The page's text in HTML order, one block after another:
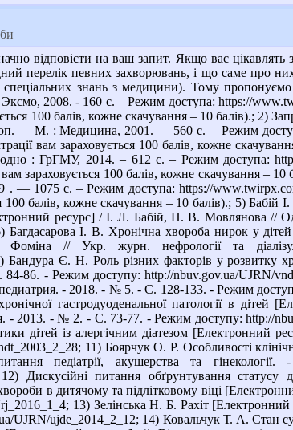
відповісти на ваш запит. Якщо вас цікавлять
перелік певних захворювань, і що саме про
знань з медицини). Тому
2008. - 160 с. – Режим доступа: https://
100 балів, кожне скачування – 10 балів).;
— М. : Медицина, 2001. — 560 с. —Режим
вам зараховується 100 балів, кожне
: ГрГМУ, 2014. – 612 с. – Режим доступа:
вам зараховується 100 балів, кожне скачування
1075 с. – Режим доступа: https://
100 балів, кожне скачування – 10 балів).; 5) Бабій
ресурс] / І. Л. Бабій, Н. В.
І. В. Хронічна хвороба нирок у дітей
Фоміна // Укр. журн. нефрології та
Є. Н. Роль різних факторів у розвитку
86. - Режим доступу: http://nbuv.gov.ua/UJRN/
- 2018. - № 5. - С. 128-133. - Режим
хронічної гастродуоденальної патології в
- 2013. - № 2. - С. 73-77. - Режим доступу: http://
дітей із алергічним діатезом
11) Боярчук О. Р. Особливості
питання педіатрії, акушерства та
Дискусійні питання обґрунтування статусу
в дитячому та підлітковому віці
13) Зелінська Н. Б. Рахіт
ujde_2014_2_12; 14) Ковальчук Т. А. Стан